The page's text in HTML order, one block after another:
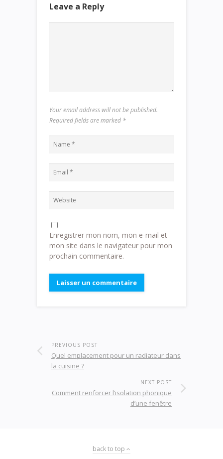
Leave a Reply
Your email address will not be published.
Required fields are marked *
Enregistrer mon nom, mon e-mail et
mon site dans le navigateur pour mon
prochain commentaire.
PREVIOUS POST
Quel emplacement pour un radiateur dans
la cuisine ?
NEXT POST
Comment renforcer l’isolation phonique
d’une fenêtre
back to top